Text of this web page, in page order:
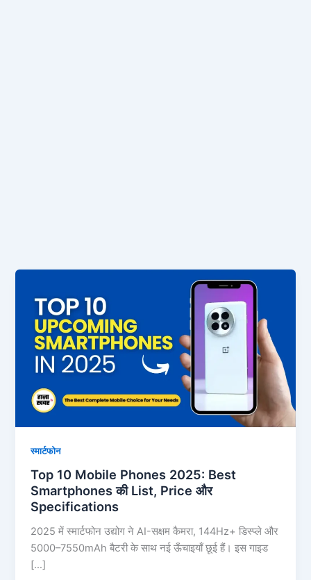
स्मार्टफोन
Top 10 Mobile Phones 2025: Best
Smartphones की List, Price और
Specifications
2025 में स्मार्टफोन उद्योग ने AI-सक्षम कैमरा, 144Hz+ डिस्प्ले और
5000–7550mAh बैटरी के साथ नई ऊँचाइयाँ छूई हैं। इस गाइड
[…]
Mobile
Phones
2025:
Best
Smartphones
की
List,
Price
और